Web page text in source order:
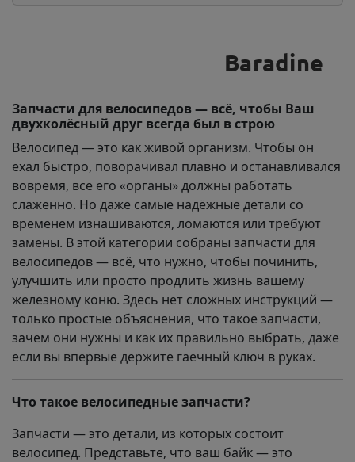
Запчасти для велосипедов — всё, чтобы Ваш
двухколёсный друг всегда был в строю
Велосипед — это как живой организм. Чтобы он
ехал быстро, поворачивал плавно и останавливался
вовремя, все его «органы» должны работать
слаженно. Но даже самые надёжные детали со
временем изнашиваются, ломаются или требуют
замены. В этой категории собраны запчасти для
велосипедов — всё, что нужно, чтобы починить,
улучшить или просто продлить жизнь вашему
железному коню. Здесь нет сложных инструкций —
только простые объяснения, что такое запчасти,
зачем они нужны и как их правильно выбрать, даже
если вы впервые держите гаечный ключ в руках.
Что такое велосипедные запчасти?
Запчасти — это детали, из которых состоит
велосипед. Представьте, что ваш байк — это